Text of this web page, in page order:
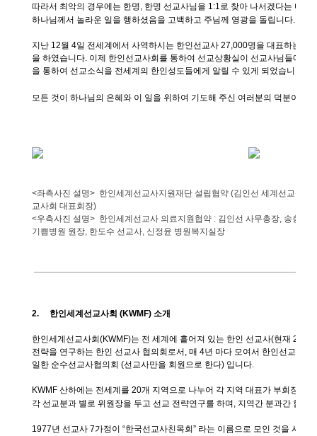
따라서 최악의 경우에는 한명 한명 선교사님을 1:1 로 찾아 나서겠다는 마음
하나님께서 놀라운 일을 행하셨음을 고백하고 주님께 영광을 돌립니다
지난 12월 4일 전세계에서 사역하시는 한인선교사 27,000명을 대표하는 한
을 하였습니다 이제 한인선교사회를 통하여 선교상황실이 선교사님들에게
을 통하여 선교소식을 전세계의 한인성도들에게 알릴 수 있게 되었습니다
모든 것이 하나님의 은혜와 이 일을 위하여 기도해 주신 여러분의 덕분이라
<좌측사진 설명> 한인세계선교사지원재단 설립협약 (김인선 세계선교상황
교사회 대표회장)
<우측사진 설명> 한인세계선교사 의료지원협약 : 김인선 사무총장, 송충석
기쁨병원 원장, 한도수 선교사, 신정윤 병원복지실장
2. 한인세계선교사회 (KWMF) 소개
한인세계선교사회(KWMF)는 전 세계에 흩어져 있는 한인 선교사(현재
전략을 연구하는 한인 선교사 협의회로서, 매 4년 마다 모여서 한인선교사대
일한 순수선교사협의회 (선교사만을 회원으로 한다) 입니다.
KWMF 산하에는 전세계를 20개 지역으로 나누어 각 지역 대표가 부회장으로
각 선교분과 별로 위원장을 두고 선교 전략연구를 하며 , 지역간 분과간 협력
1977년 선교사 7가정이 “한국선교사친목회 ” 라는 이름으로 모인 것을 시작